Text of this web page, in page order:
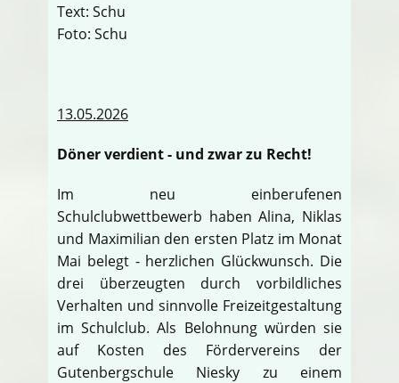
Text: Schu
Foto: Schu
13.05.2026
Döner verdient - und zwar zu Recht!
Im neu einberufenen
Schulclubwettbewerb haben Alina, Niklas
und Maximilian den ersten Platz im Monat
Mai belegt - herzlichen Glückwunsch. Die
drei überzeugten durch vorbildliches
Verhalten und sinnvolle Freizeitgestaltung
im Schulclub. Als Belohnung würden sie
auf Kosten des Fördervereins der
Gutenbergschule Niesky zu einem